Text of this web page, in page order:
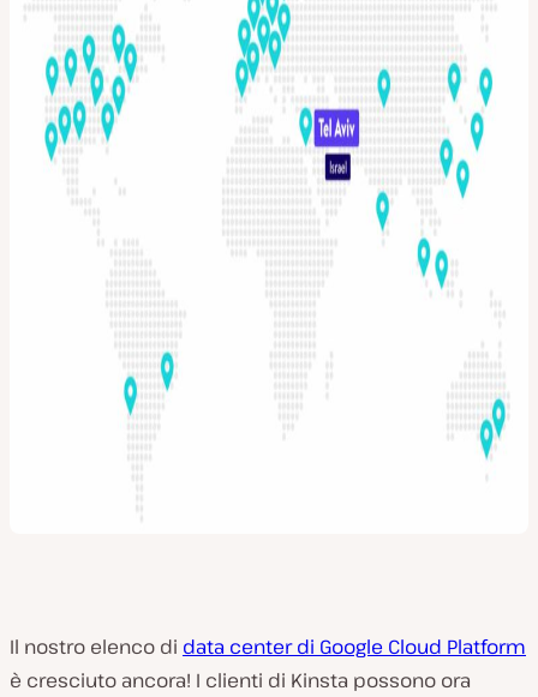
Il nostro elenco di data center di Google Cloud Platform
è cresciuto ancora! I clienti di Kinsta possono ora